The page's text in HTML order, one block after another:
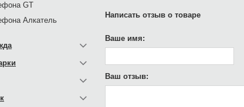
Написать отзыв о товаре
Ваше имя:
Ваш отзыв:
GT
Алкатель